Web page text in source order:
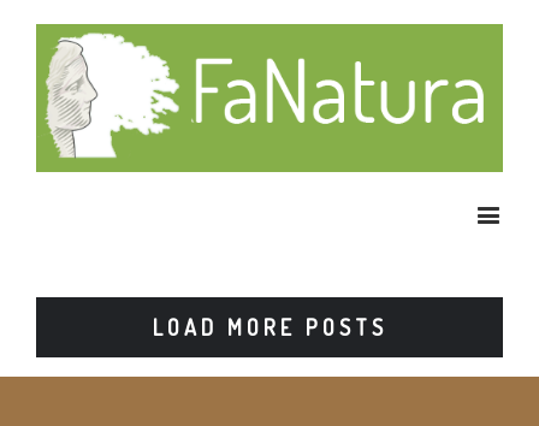
LOAD MORE POSTS